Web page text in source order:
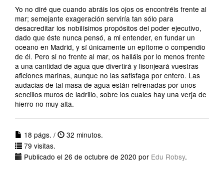
Yo no diré que cuando abráis los ojos os encontréis frente al
mar; semejante exageración serviría tan sólo para
desacreditar los nobilísimos propósitos del poder ejecutivo,
dado que éste nunca pensó, a mi entender, en fundar un
oceano en Madrid, y sí únicamente un epítome o compendio
de él. Pero si no frente al mar, os halláis por lo menos frente
a una cantidad de agua que divertirá y lisonjeará vuestras
aficiones marinas, aunque no las satisfaga por entero. Las
audacias de tal masa de agua están refrenadas por unos
sencillos muros de ladrillo, sobre los cuales hay una verja de
hierro no muy alta.
18 págs. /
32 minutos.
79 visitas.
Publicado el 26 de octubre de 2020 por Edu Robsy.